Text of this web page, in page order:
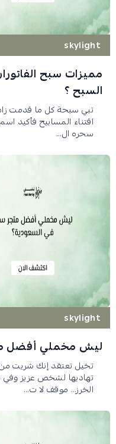
skylight
مميزات سبح
السبح ؟
تبي سبحة كل ما قدمت
اقتناء المسابيح فأكيد
سحره ال...
skylight
ليش مخملي أفضل
تخيل تعتقد إنك شريت
تهاديها لشخص عزيز
الخرز… موقف لا ت...